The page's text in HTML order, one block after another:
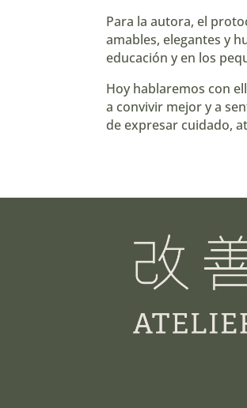
Para la autora, el
amables, elegantes y
educación y en los
Hoy hablaremos con
a convivir mejor y a
de expresar cuidado,